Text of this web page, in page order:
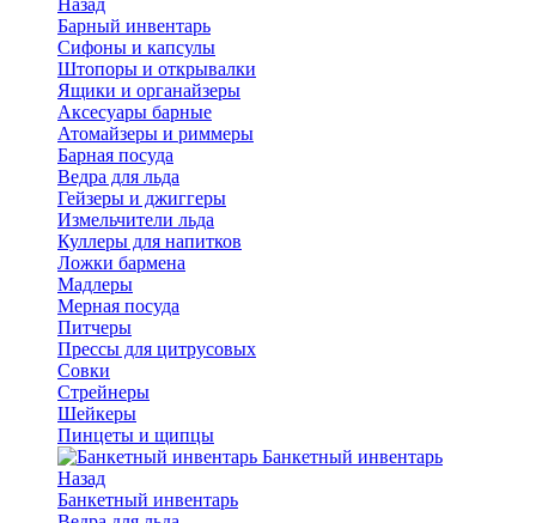
Барный инвентарь
Сифоны и капсулы
Штопоры и открывалки
Ящики и органайзеры
Аксесуары барные
Атомайзеры и риммеры
Барная посуда
Ведра для льда
Гейзеры и джиггеры
Измельчители льда
Куллеры для напитков
Ложки бармена
Мадлеры
Мерная посуда
Питчеры
Прессы для цитрусовых
Совки
Стрейнеры
Шейкеры
Пинцеты и щипцы
Банкетный инвентарь
Назад
Банкетный инвентарь